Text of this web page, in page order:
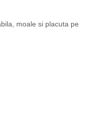
moale si placuta pe